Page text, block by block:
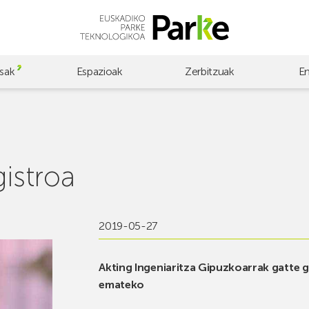
Espazioak Zerbitzuak
2019-05-27
Akting Ingeniaritza Gipuzkoarrak gatte
emateko